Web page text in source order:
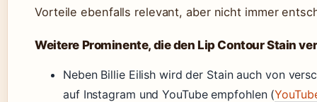
Vorteile ebenfalls relevant, aber nicht immer
Weitere Prominente, die den Lip Contour Stain
Neben Billie Eilish wird der Stain auch von
auf Instagram und YouTube empfohlen (